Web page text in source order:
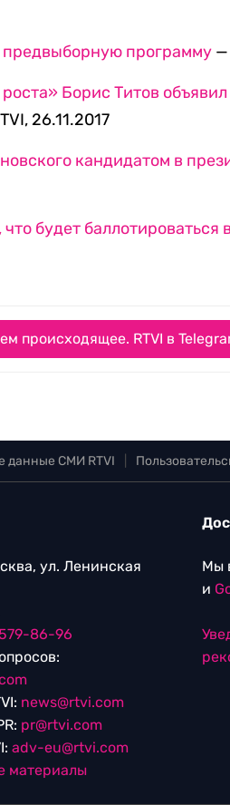
программу —
Борис Титов
26.11.2017
кандидатом в
будет
происходящее. RTVI в
данные СМИ RTVI
ул. Ленинская
86-96
news@rtvi.com
pr@rtvi.com
adv-eu@rtvi.com
материалы
Мы
и